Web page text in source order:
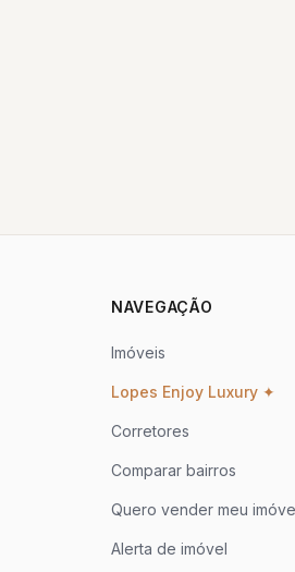
NAVEGAÇÃO
Imóveis
Lopes Enjoy Luxury ✦
Corretores
Comparar bairros
Quero vender meu
Alerta de imóvel